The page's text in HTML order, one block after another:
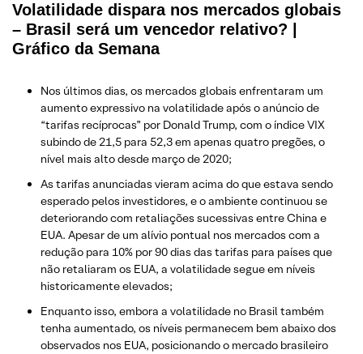
Volatilidade dispara nos mercados globais
– Brasil será um vencedor relativo? |
Gráfico da Semana
Nos últimos dias, os mercados globais enfrentaram um
aumento expressivo na volatilidade após o anúncio de
“tarifas recíprocas” por Donald Trump, com o índice VIX
subindo de 21,5 para 52,3 em apenas quatro pregões, o
nível mais alto desde março de 2020;
As tarifas anunciadas vieram acima do que estava sendo
esperado pelos investidores, e o ambiente continuou se
deteriorando com retaliações sucessivas entre China e
EUA. Apesar de um alívio pontual nos mercados com a
redução para 10% por 90 dias das tarifas para países que
não retaliaram os EUA, a volatilidade segue em níveis
historicamente elevados;
Enquanto isso, embora a volatilidade no Brasil também
tenha aumentado, os níveis permanecem bem abaixo dos
observados nos EUA, posicionando o mercado brasileiro